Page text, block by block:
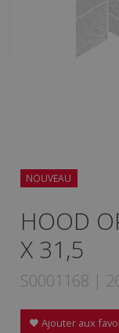
NOUVEAU
HOOD
X 31,5
S0001168 |
Ajouter aux